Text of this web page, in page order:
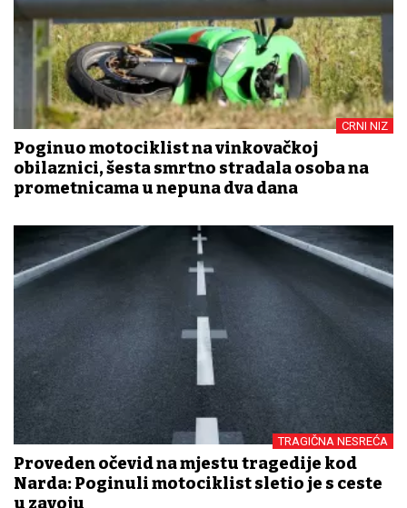
CRNI NIZ
Poginuo motociklist na vinkovačkoj
obilaznici, šesta smrtno stradala osoba na
prometnicama u nepuna dva dana
TRAGIČNA NESREĆA
Proveden očevid na mjestu tragedije kod
Narda: Poginuli motociklist sletio je s ceste
u zavoju